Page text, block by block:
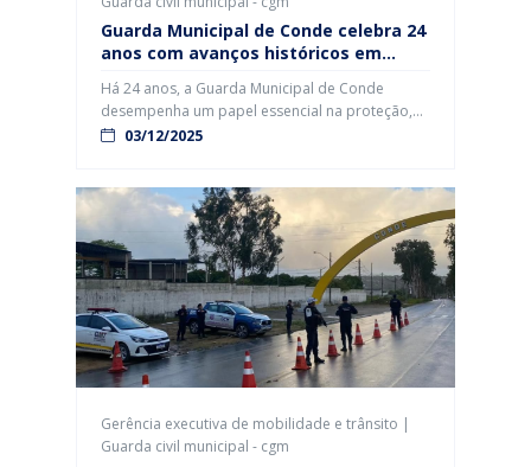
Guarda Municipal de Conde celebra 24
anos com avanços históricos em
Há 24 anos, a Guarda Municipal de Conde
desempenha um papel essencial na proteção,
no cuidado e na presença diária ao lado da
alcançados nos últimos anos, marcados por
modernização, investimentos e ampliação dos
serviços prestados. A gestão municipal reforçou
o compromisso […]
03/12/2025
Gerência executiva de mobilidade e trânsito |
Guarda civil municipal - cgm